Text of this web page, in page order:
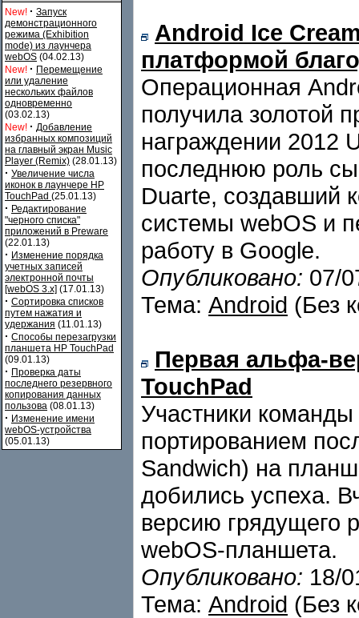
New! · Запуск
демонстрационного
режима (Exhibition
mode) из лаунчера
webOS (04.02.13)
New! · Перемещение
или удаление
нескольких файлов
одновременно
(03.02.13)
New! · Добавление
избранных композиций
на главный экран Music
Player (Remix) (28.01.13)
· Увеличение числа
иконок в лаунчере HP
TouchPad (25.01.13)
· Редактирование
"черного списка"
приложений в Preware
(22.01.13)
· Изменение порядка
учетных записей
электронной почты
[webOS 3.x] (17.01.13)
· Сортировка списков
путем нажатия и
удержания (11.01.13)
· Способы перезагрузки
планшета HP TouchPad
(09.01.13)
· Проверка даты
последнего резервного
копирования данных
пользова (08.01.13)
· Изменение имени
webOS-устройства
(05.01.13)
Android Ice
платформой
Операционная
получила золотой
награждении 2012
последнюю роль
Duarte, создавший
системы webOS и
работу в Google.
Опубликовано: 07/
Тема: Android (Без
Первая альфа-
TouchPad
Участники
портированием
Sandwich) на
добились успеха.
версию грядущего
webOS-планшета.
Опубликовано: 18/
Тема: Android (Без